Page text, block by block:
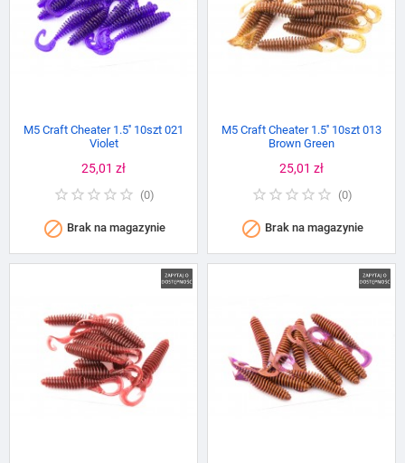
M5 Craft Cheater 1.5'' 10szt 021
Violet
Cena
25,01 zł
(0)
 Brak na magazynie
M5 Craft Cheater 1.5'' 10szt 013
Brown Green
Cena
25,01 zł
(0)
 Brak na magazynie